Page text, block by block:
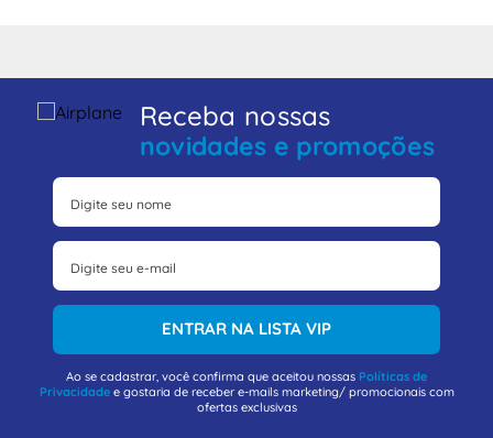
Receba nossas
novidades e promoções
ENTRAR NA LISTA VIP
Ao se cadastrar, você confirma que aceitou nossas Políticas de
Privacidadee gostaria de receber e-mails marketing/ promocionais com
ofertas exclusivas